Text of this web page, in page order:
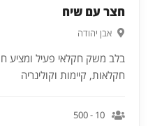
חצר עם שיח
אבן יהודה
בלב משק חקלאי פעיל ומציע
חקלאות, קיימות וקולינריה
10 - 500